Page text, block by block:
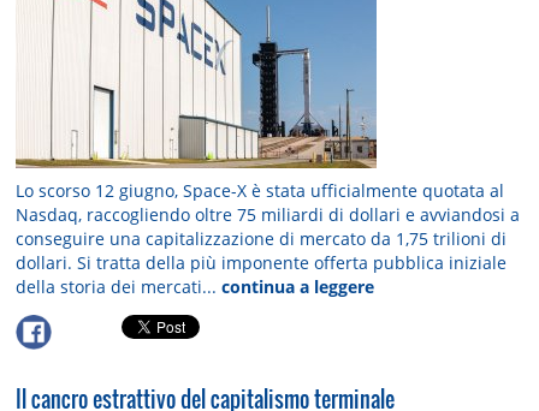
Lo scorso 12 giugno, Space-X è stata ufficialmente quotata al
Nasdaq, raccogliendo oltre 75 miliardi di dollari e avviandosi a
conseguire una capitalizzazione di mercato da 1,75 trilioni di
dollari. Si tratta della più imponente offerta pubblica iniziale
della storia dei mercati...continua a leggere
Il cancro estrattivo del capitalismo terminale